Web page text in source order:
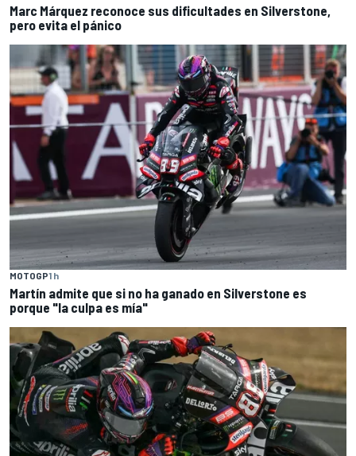
Marc Márquez reconoce sus dificultades en Silverstone,
pero evita el pánico
MOTOGP1 h
Martín admite que si no ha ganado en Silverstone es
porque "la culpa es mía"